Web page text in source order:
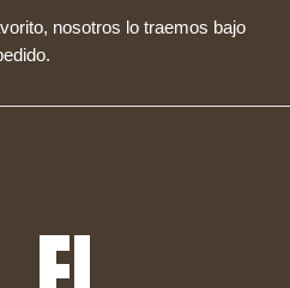
nosotros lo traemos bajo